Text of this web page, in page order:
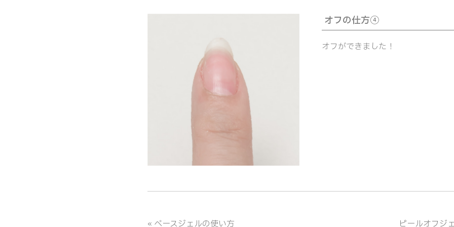
オフの仕方④
オフができました！
« ベースジェルの使い方 ピールオフジ